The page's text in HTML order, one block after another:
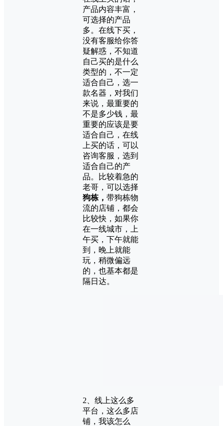
产品内容丰富，
可选择的产品
多。在线下买，
没有客服给你答
疑解惑，不知道
自己买的是什么
类型的，不一定
适合自己，选一
款名器，对我们
来说，最重要的
不是多少钱，最
重要的应该是要
适合自己，在线
上买的话，可以
咨询客服，选到
适合自己的产
品。比较着急的
老哥，可以选择
狗栋， 带狗栋物
流的店铺，都会
比较快，如果你
在一线城市，上
午买，下午就能
到，晚上就能
玩，稍微偏远
的，也基本都是
隔日达。
2、线上这么多
平台，这么多店
铺，我该怎么